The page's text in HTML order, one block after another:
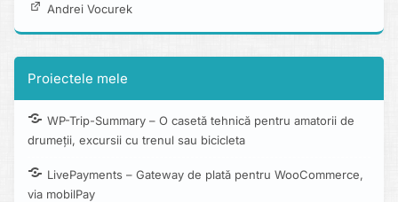
Andrei Vocurek
Proiectele mele
WP-Trip-Summary – O casetă tehnică pentru amatorii de
drumeții, excursii cu trenul sau bicicleta
LivePayments – Gateway de plată pentru WooCommerce,
via mobilPay